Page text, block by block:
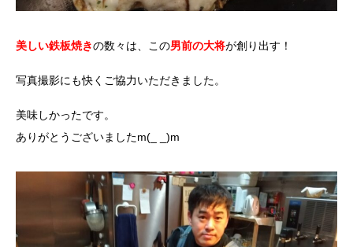
美しい鉄板焼きの数々は、この男前の大将が創り出す！
写真撮影にも快くご協力いただきました。
美味しかったです。
ありがとうございましたm(_ _)m